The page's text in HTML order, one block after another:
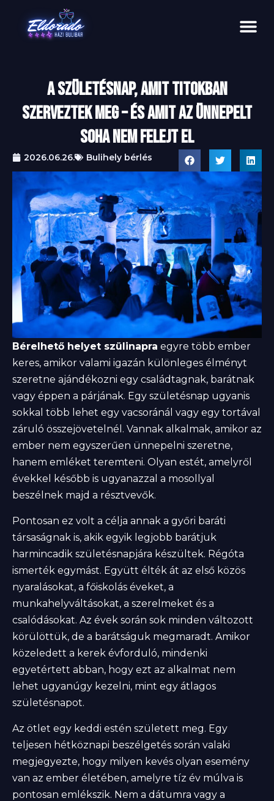
A születésnap, amit titokban
szerveztek meg – és amit az ünnepelt
soha nem felejt el
2026.06.26. Bulihely bérlés
Bérelhető helyet szülinapra egyre több ember
keres, amikor valami igazán különleges élményt
szeretne ajándékozni egy családtagnak, barátnak
vagy éppen a párjának. Egy születésnap ugyanis
sokkal több lehet egy vacsoránál vagy egy tortával
záruló összejövetelnél. Vannak alkalmak, amikor az
ember nem egyszerűen ünnepelni szeretne,
hanem emléket teremteni. Olyan estét, amelyről
évekkel később is ugyanazzal a mosollyal
beszélnek majd a résztvevők.
Pontosan ez volt a célja annak a győri baráti
társaságnak is, akik egyik legjobb barátjuk
harmincadik születésnapjára készültek. Régóta
ismerték egymást. Együtt élték át az első közös
nyaralásokat, a főiskolás éveket, a
munkahelyváltásokat, a szerelmeket és a
csalódásokat. Az évek során sok minden változott
körülöttük, de a barátságuk megmaradt. Amikor
közeledett a kerek évforduló, mindenki
egyetértett abban, hogy ezt az alkalmat nem
lehet ugyanúgy kezelni, mint egy átlagos
születésnapot.
Az ötlet egy keddi estén született meg. Egy
teljesen hétköznapi beszélgetés során valaki
megjegyezte, hogy milyen kevés olyan esemény
van az ember életében, amelyre tíz év múlva is
pontosan emlékszik. Nem a dátumra vagy a